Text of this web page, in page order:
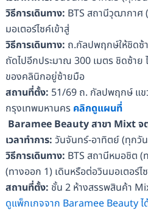
วิธีการเดินทาง: BTS สถานีวุฒากา
มอเตอร์ไซค์เข้าสู่
วิธีการเดินทาง: ถ.กัลปพฤกษ์ให้ชิดซ้
ถัดไปอีกประมาณ 300 เมตร ชิดซ้าย
ของคลินิกอยู่ซ้ายมือ
สถานที่ตั้ง: 51/69 ถ. กัลปพฤกษ์ แข
กรุงเทพมหานคร คลิกดูแผนที่
Baramee Beauty สาขา Mixt จ
เวลาทำการ: วันจันทร์-อาทิตย์ (ทุกวั
วิธีการเดินทาง: BTS สถานีหมอชิต
(ทางออก 1) เดินหรือต่อวินมอเตอร์ไ
สถานที่ตั้ง: ชั้น 2 ห้างสรรพสินค้า
ดูแพ็กเกจจาก Baramee Beauty ไ